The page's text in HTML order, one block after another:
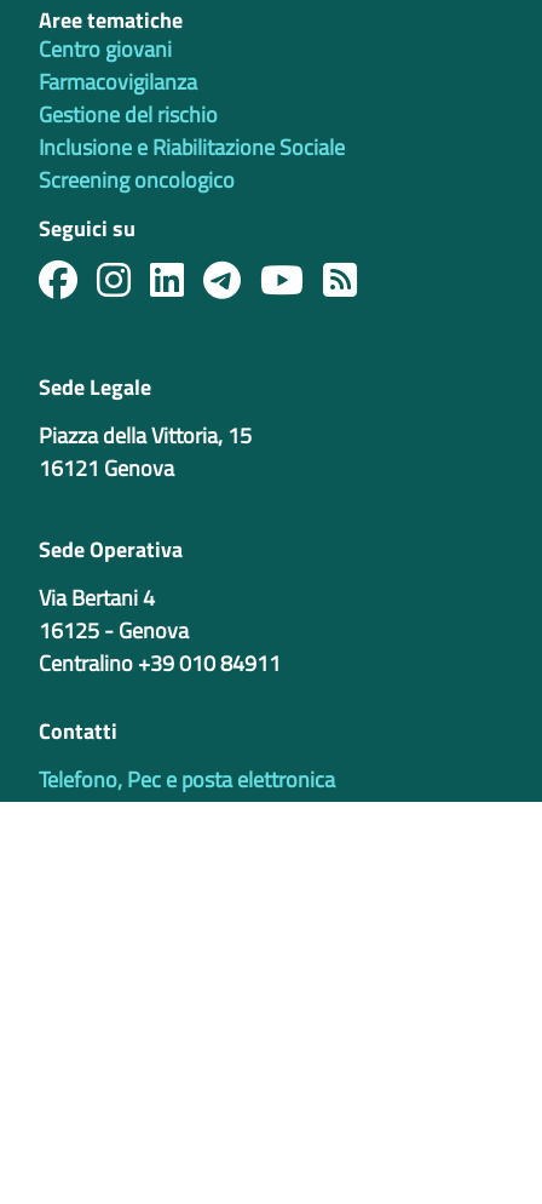
Aree tematiche
Centro giovani
Farmacovigilanza
Gestione del rischio
Inclusione e Riabilitazione Sociale
Screening oncologico
Seguici su
Sede Legale
Piazza della Vittoria, 15
16121 Genova
Sede Operativa
Via Bertani 4
16125 - Genova
Centralino +39 010 84911
Contatti
Telefono, Pec e posta elettronica